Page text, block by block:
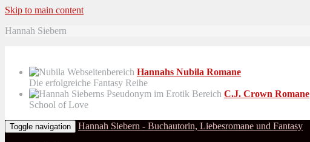
Skip to main content
Hannah Siebern
Hannahs Nubila Romane
Die erfolgreiche Fantasy Reihe
C.J. Crown Romane
School of Love
Toggle navigation Hannah Siebern - Buchautorin, Liebesromane und Fantasy